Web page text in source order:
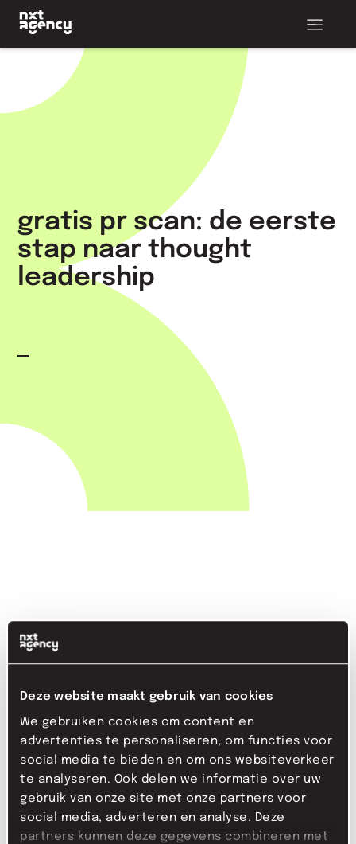
Deze website maakt gebruik van cookies
We gebruiken cookies om content en
advertenties te personaliseren, om functies voor
social media te bieden en om ons websiteverkeer
te analyseren. Ook delen we informatie over uw
gebruik van onze site met onze partners voor
social media, adverteren en analyse. Deze
partners kunnen deze gegevens combineren met
gratis pr scan: de eerste
stap naar thought
leadership
+31 20 765 75 70
info@nxt.agency